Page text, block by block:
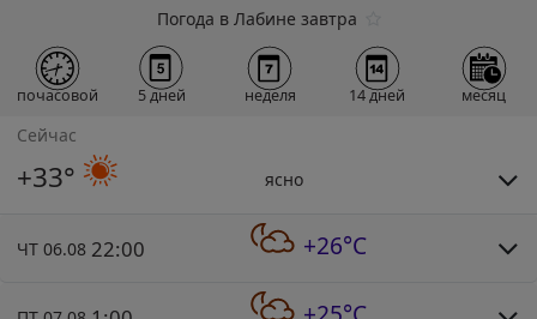
Погода в Лабине завтра
почасовой 5 дней неделя 14 дней месяц
Сейчас
+33° ясно
ЧТ 06.08 22:00 +26°C